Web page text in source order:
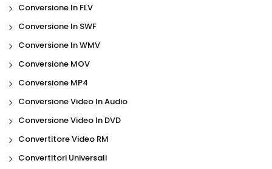
Conversione In FLV
Conversione In SWF
Conversione In WMV
Conversione MOV
Conversione MP4
Conversione Video In Audio
Conversione Video In DVD
Convertitore Video RM
Convertitori Universali